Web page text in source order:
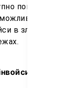
понад 200
в злотих та
в лірі та